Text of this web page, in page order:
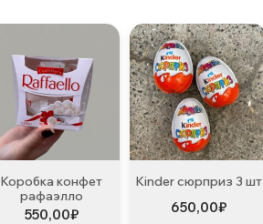
Коробка конфет
рафаэлло
550,00₽
Kinder сюрприз 3 шт
650,00₽